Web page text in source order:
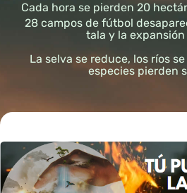
Cada hora se pierden 20
28 campos de fútbol
tala y la
La selva se reduce, los ríos
especies pierden